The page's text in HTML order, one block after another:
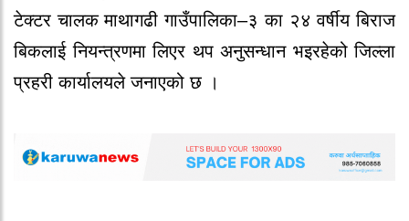
टेक्टर चालक माथागढी गाउँपालिका–३ का २४ वर्षीय बिराज
बिकलाई नियन्त्रणमा लिएर थप अनुसन्धान भइरहेको जिल्ला
प्रहरी कार्यालयले जनाएको छ ।